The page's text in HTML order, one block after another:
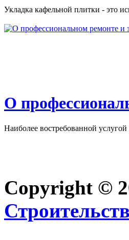
Укладка кафельной плитки - это
О
Наиболее востребованной
Copyright ©